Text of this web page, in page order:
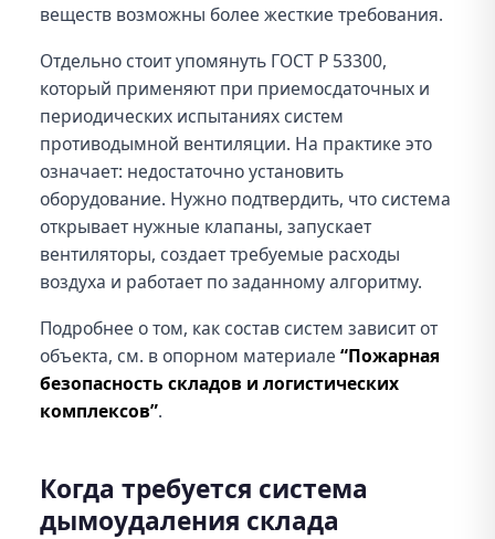
веществ возможны более жесткие требования.
Отдельно стоит упомянуть ГОСТ Р 53300,
который применяют при приемосдаточных и
периодических испытаниях систем
противодымной вентиляции. На практике это
означает: недостаточно установить
оборудование. Нужно подтвердить, что система
открывает нужные клапаны, запускает
вентиляторы, создает требуемые расходы
воздуха и работает по заданному алгоритму.
Подробнее о том, как состав систем зависит от
объекта, см. в опорном материале “Пожарная
безопасность складов и логистических
комплексов”.
Когда требуется система
дымоудаления склада